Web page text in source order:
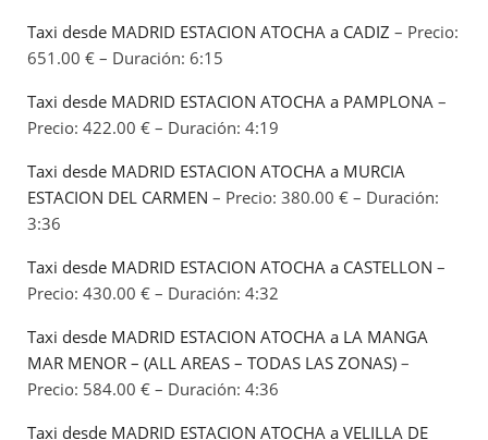
Taxi desde MADRID ESTACION ATOCHA a CADIZ – Precio:
651.00 € – Duración: 6:15
Taxi desde MADRID ESTACION ATOCHA a PAMPLONA –
Precio: 422.00 € – Duración: 4:19
Taxi desde MADRID ESTACION ATOCHA a MURCIA
ESTACION DEL CARMEN – Precio: 380.00 € – Duración:
3:36
Taxi desde MADRID ESTACION ATOCHA a CASTELLON –
Precio: 430.00 € – Duración: 4:32
Taxi desde MADRID ESTACION ATOCHA a LA MANGA
MAR MENOR – (ALL AREAS – TODAS LAS ZONAS) –
Precio: 584.00 € – Duración: 4:36
Taxi desde MADRID ESTACION ATOCHA a VELILLA DE